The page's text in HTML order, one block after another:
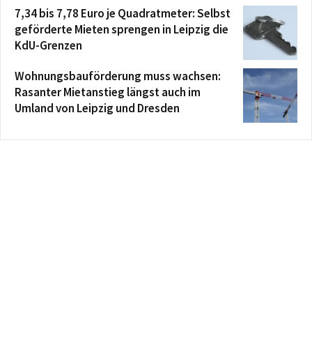
7,34 bis 7,78 Euro je Quadratmeter: Selbst
geförderte Mieten sprengen in Leipzig die
KdU-Grenzen
Wohnungsbauförderung muss wachsen:
Rasanter Mietanstieg längst auch im
Umland von Leipzig und Dresden